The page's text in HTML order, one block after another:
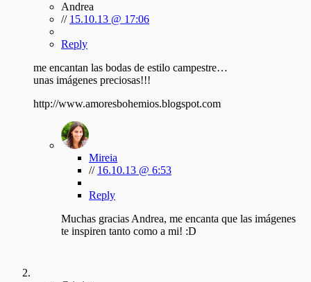
Andrea
// 15.10.13 @ 17:06
Reply
me encantan las bodas de estilo campestre…
unas imágenes preciosas!!!
http://www.amoresbohemios.blogspot.com
Mireia
// 16.10.13 @ 6:53
Reply
Muchas gracias Andrea, me encanta que las imágenes
te inspiren tanto como a mi! :D